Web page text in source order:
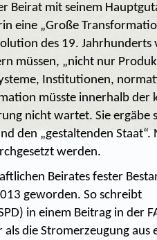
Beirat mit seinem
eine „Große
des 19. Jahrhunderts
müssen, „nicht nur
Institutionen,
müsste innerhalb der
nicht wartet. Sie ergäbe
den „gestaltenden Staat“.
werden.
Beirates fester
geworden. So schreibt
in einem Beitrag in der
die Stromerzeugung aus